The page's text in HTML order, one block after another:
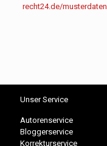
recht24.de/
Unser Service
Autorenservice
Bloggerservice
Korrekturservice